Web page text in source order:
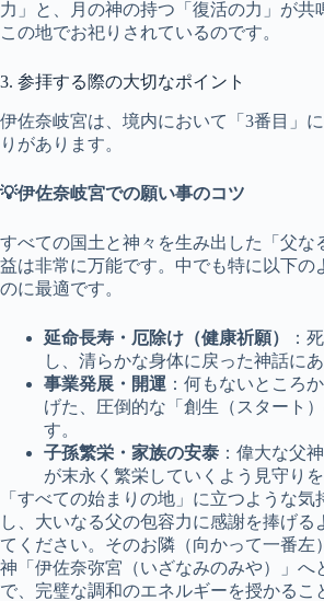
力」と、月の神の持つ「復活の力」が共
この地でお祀りされているのです。
3. 参拝する際の大切なポイント
伊佐奈岐宮は、境内において「3番目」
りがあります。
💡伊佐奈岐宮での願い事のコツ
すべての国土と神々を生み出した「父な
益は非常に万能です。中でも特に以下の
のに最適です。
延命長寿・厄除け（健康祈願）
：
し、清らかな身体に戻った神話にあ
事業発展・開運 ：何もないところ
げた、圧倒的な「創生（スタート
す。
子孫繁栄・家族の安泰 ：偉大な父
が末永く繁栄していくよう見守りを
「すべての始まりの地」に立つような
し、大いなる父の包容力に感謝を捧げる
てください。そのお隣（向かって一番左
神「伊佐奈弥宮（いざなみのみや）」へ
で、完璧な調和のエネルギーを授かるこ